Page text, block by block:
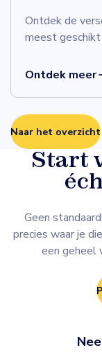
Ontdek de
meest
Ontdek meer
Naar het overzicht
Start
Geen
precies waar je
een geheel